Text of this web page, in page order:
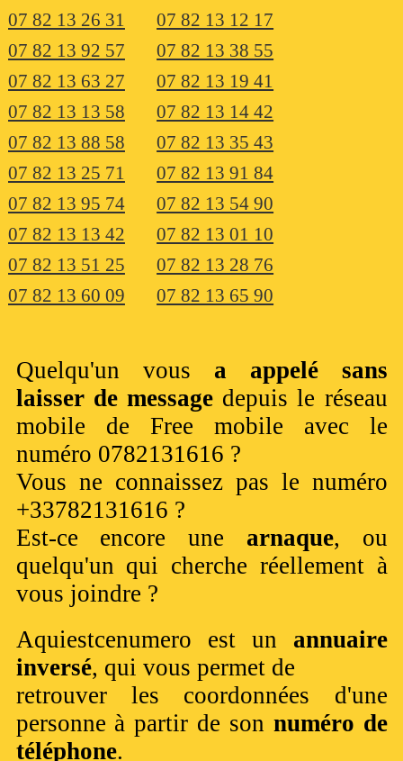
07 82 13 26 31
07 82 13 12 17
07 82 13 92 57
07 82 13 38 55
07 82 13 63 27
07 82 13 19 41
07 82 13 13 58
07 82 13 14 42
07 82 13 88 58
07 82 13 35 43
07 82 13 25 71
07 82 13 91 84
07 82 13 95 74
07 82 13 54 90
07 82 13 13 42
07 82 13 01 10
07 82 13 51 25
07 82 13 28 76
07 82 13 60 09
07 82 13 65 90
Quelqu'un vous a appelé sans
laisser de messagedepuis le réseau
mobile de Free mobile avec le
numéro 0782131616 ?
Vous ne connaissez pas le numéro
+33782131616 ?
Est-ce encore une arnaque, ou
quelqu'un qui cherche réellement à
vous joindre ?
Aquiestcenumero est un annuaire
inversé, qui vous permet de
retrouver les coordonnées d'une
personne à partir de son numéro de
téléphone.